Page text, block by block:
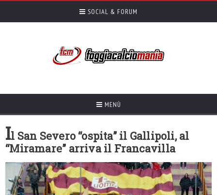
SOCIAL & FORUM
MENÙ
Il San Severo “ospita” il Gallipoli, al
“Miramare” arriva il Francavilla